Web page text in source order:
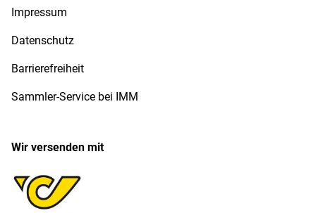
Impressum
Datenschutz
Barrierefreiheit
Sammler-Service bei IMM
Wir versenden mit